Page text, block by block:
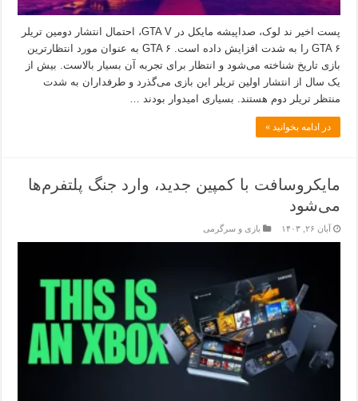
پست اخیر ند لوک، صداپیشه مایکل در GTA V، احتمال انتشار دومین تریلر
GTA ۶ را به شدت افزایش داده است. GTA ۶ به عنوان مورد انتظارترین
بازی تاریخ شناخته می‌شود و انتظار برای تجربه آن بسیار بالاست. بیش از
یک سال از انتشار اولین تریلر این بازی می‌گذرد و طرفداران به شدت
منتظر تریلر دوم هستند. بسیاری امیدوار بودند …
در ادامه بخوانید »
مایکروسافت با کمپین جدید، وارد جنگ پلتفرم‌ها
می‌شود
آبان ۲۶, ۱۴۰۳ بازی و سرگرمی